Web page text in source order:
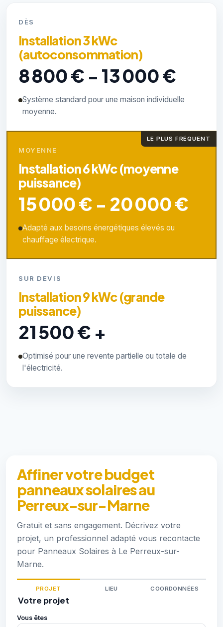
DÈS
Installation 3 kWc
(autoconsommation)
8 800 € - 13 000 €
Système standard pour une maison individuelle
moyenne.
LE PLUS FRÉQUENT
MOYENNE
Installation 6 kWc (moyenne
puissance)
15 000 € - 20 000 €
Adapté aux besoins énergétiques élevés ou
chauffage électrique.
SUR DEVIS
Installation 9 kWc (grande
puissance)
21 500 € +
Optimisé pour une revente partielle ou totale de
l'électricité.
Affiner votre budget
panneaux solaires au
Perreux-sur-Marne
Gratuit et sans engagement. Décrivez votre
projet, un professionnel adapté vous recontacte
pour Panneaux Solaires à Le Perreux-sur-
Marne.
PROJET LIEU COORDONNÉES
Votre projet
Vous êtes